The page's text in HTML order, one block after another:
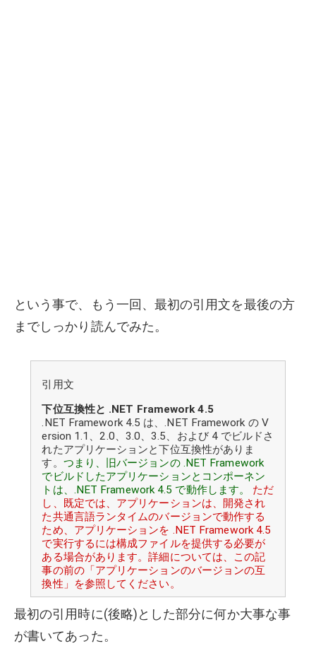
という事で、もう一回、最初の引用文を最後の方
までしっかり読んでみた。
引用文
下位互換性と .NET Framework 4.5
.NET Framework 4.5 は、.NET Framework の V
ersion 1.1、2.0、3.0、3.5、および 4 でビルドさ
れたアプリケーションと下位互換性がありま
す。 つまり、旧バージョンの .NET Framework
でビルドしたアプリケーションとコンポーネン
トは、.NET Framework 4.5 で動作します。
ただ
し、既定では、アプリケーションは、開発され
た共通言語ランタイムのバージョンで動作する
ため、アプリケーションを .NET Framework 4.5
で実行するには構成ファイルを提供する必要が
ある場合があります。詳細については、この記
事の前の「アプリケーションのバージョンの互
換性」を参照してください。
最初の引用時に(後略)とした部分に何か大事な事
が書いてあった。